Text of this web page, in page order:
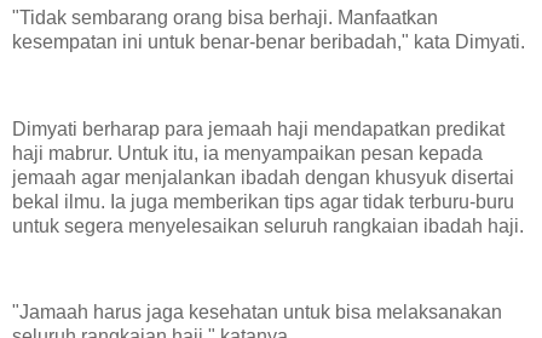
"Tidak sembarang orang bisa berhaji. Manfaatkan
kesempatan ini untuk benar-benar beribadah," kata Dimyati.
Dimyati berharap para jemaah haji mendapatkan predikat
haji mabrur. Untuk itu, ia menyampaikan pesan kepada
jemaah agar menjalankan ibadah dengan khusyuk disertai
bekal ilmu. Ia juga memberikan tips agar tidak terburu-buru
untuk segera menyelesaikan seluruh rangkaian ibadah haji.
"Jamaah harus jaga kesehatan untuk bisa melaksanakan